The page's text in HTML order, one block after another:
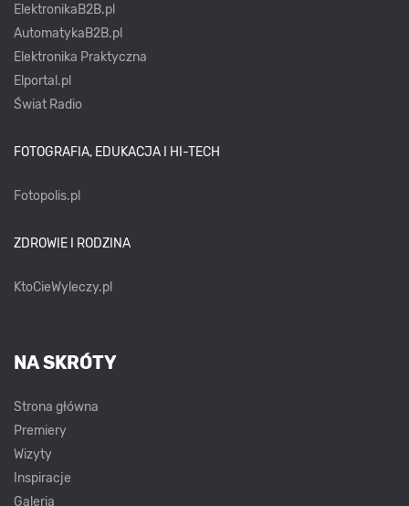
ElektronikaB2B.pl
AutomatykaB2B.pl
Elektronika Praktyczna
Elportal.pl
Świat Radio
FOTOGRAFIA, EDUKACJA I HI-TECH
Fotopolis.pl
ZDROWIE I RODZINA
KtoCieWyleczy.pl
NA SKRÓTY
Strona główna
Premiery
Wizyty
Inspiracje
Galeria